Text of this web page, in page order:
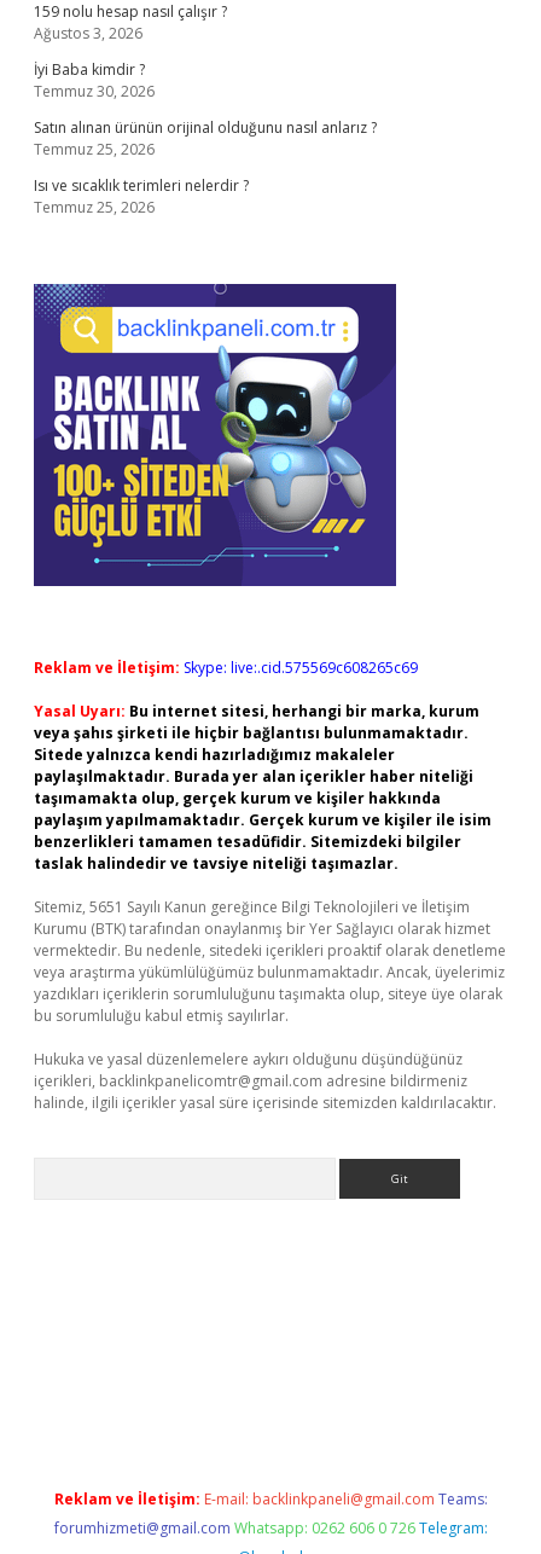
159 nolu hesap nasıl çalışır ?
Ağustos 3, 2026
İyi Baba kimdir ?
Temmuz 30, 2026
Satın alınan ürünün orijinal olduğunu nasıl anlarız ?
Temmuz 25, 2026
Isı ve sıcaklık terimleri nelerdir ?
Temmuz 25, 2026
Reklam ve İletişim: Skype: live:.cid.575569c608265c69
Yasal Uyarı: Bu internet sitesi, herhangi bir marka, kurum
veya şahıs şirketi ile hiçbir bağlantısı bulunmamaktadır.
Sitede yalnızca kendi hazırladığımız makaleler
paylaşılmaktadır. Burada yer alan içerikler haber niteliği
taşımamakta olup, gerçek kurum ve kişiler hakkında
paylaşım yapılmamaktadır. Gerçek kurum ve kişiler ile isim
benzerlikleri tamamen tesadüfidir. Sitemizdeki bilgiler
taslak halindedir ve tavsiye niteliği taşımazlar.
Sitemiz, 5651 Sayılı Kanun gereğince Bilgi Teknolojileri ve İletişim
Kurumu (BTK) tarafından onaylanmış bir Yer Sağlayıcı olarak hizmet
vermektedir. Bu nedenle, sitedeki içerikleri proaktif olarak denetleme
veya araştırma yükümlülüğümüz bulunmamaktadır. Ancak, üyelerimiz
yazdıkları içeriklerin sorumluluğunu taşımakta olup, siteye üye olarak
bu sorumluluğu kabul etmiş sayılırlar.
Hukuka ve yasal düzenlemelere aykırı olduğunu düşündüğünüz
içerikleri, backlinkpanelicomtr@gmail.com adresine bildirmeniz
halinde, ilgili içerikler yasal süre içerisinde sitemizden kaldırılacaktır.
Reklam ve İletişim: E-mail: backlinkpaneli@gmail.com Teams:
forumhizmeti@gmail.com Whatsapp: 0262 606 0 726 Telegram: